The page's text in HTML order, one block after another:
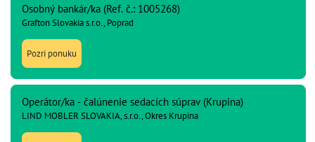
Osobný bankár/ka (Ref. č.: 1005268)
Grafton Slovakia s.r.o., Poprad
Pozri ponuku
Operátor/ka - čalúnenie sedacích súprav (Krupina)
LIND MOBLER SLOVAKIA, s.r.o., Okres Krupina